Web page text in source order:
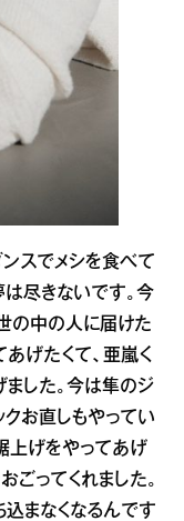
スでメシを食べて
は尽きないです。今
の中の人に届けた
げたくて、亜嵐く
した。今は隼のジ
クお直しもやってい
上げをやってあげ
ごってくれました。
まなくなるんです